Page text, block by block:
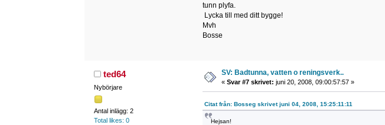
tunn plyfa.
Lycka till med ditt bygge!
Mvh
Bosse
ted64
Nybörjare
Antal inlägg: 2
Total likes: 0
SV: Badtunna, vatten o reningsverk..
« Svar #7 skrivet: juni 20, 2008, 09:00:57:57 »
Citat från: Bosseg skrivet juni 04, 2008, 15:25:11:11
Hejsan!